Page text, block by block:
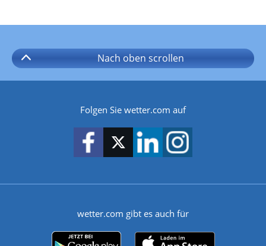
Nach oben scrollen
Folgen Sie wetter.com auf
wetter.com gibt es auch für